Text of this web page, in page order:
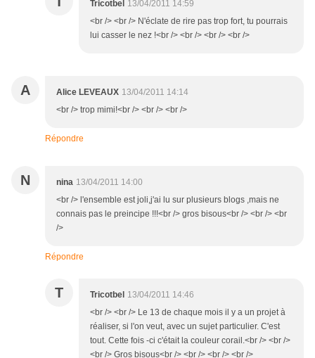
Tricotbel 13/04/2011 14:59
<br /> <br /> N'éclate de rire pas trop fort, tu pourrais
lui casser le nez !<br /> <br /> <br /> <br />
A Alice LEVEAUX 13/04/2011 14:14
<br /> trop mimi!<br /> <br /> <br />
Répondre
N nina 13/04/2011 14:00
<br /> l'ensemble est joli,j'ai lu sur plusieurs blogs ,mais ne
connais pas le preincipe !!!<br /> gros bisous<br /> <br /> <br
/>
Répondre
T Tricotbel 13/04/2011 14:46
<br /> <br /> Le 13 de chaque mois il y a un projet à
réaliser, si l'on veut, avec un sujet particulier. C'est
tout. Cette fois -ci c'était la couleur corail.<br /> <br />
<br /> Gros bisous<br /> <br /> <br /> <br />